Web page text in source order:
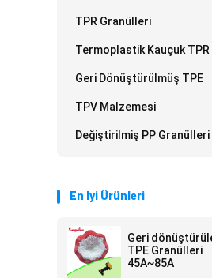
TPR Granülleri
Termoplastik Kauçuk TPR
Geri Dönüştürülmüş TPE
TPV Malzemesi
Değiştirilmiş PP Granülleri
En Iyi Ürünleri
Geri
TPE Granülleri
45A~85A